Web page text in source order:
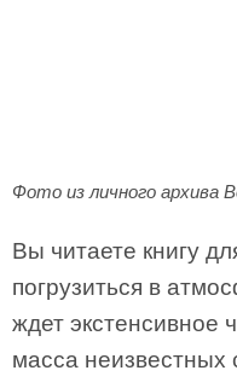
Фото из личного архива
Вы читаете книгу
погрузиться в
ждет экстенсивное
масса неизвестных